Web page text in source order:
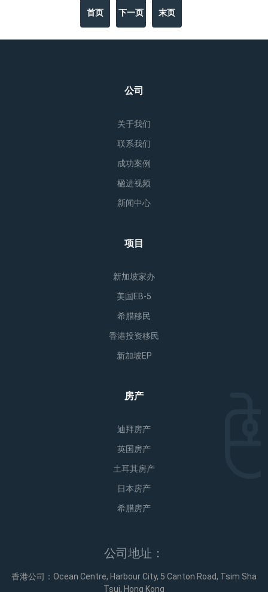
首页 下一页 末页
公司
关于我们
联系我们
成功案例
楹进视频
新闻中心
项目
新加坡家办
美国EB-5
希腊移民
香港投资移民
新加坡EP
房产
迪拜房产
英国房产
土耳其房产
日本房产
希腊房产
公司地址：
香港公司：Ocean Centre, Harbour City, 5 Canton Road, Tsim Sha
Tsui, Hong Kong